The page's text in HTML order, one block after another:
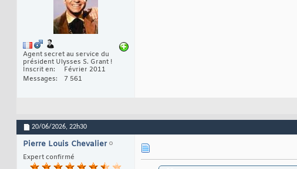
Agent secret au service du
président Ulysses S. Grant !
Inscrit en
Février 2011
Messages
7 561
20/06/2026, 22h30
Pierre Louis Chevalier
Expert confirmé